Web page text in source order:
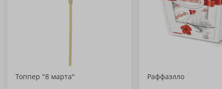
Топпер "8 марта" Раффаэлло